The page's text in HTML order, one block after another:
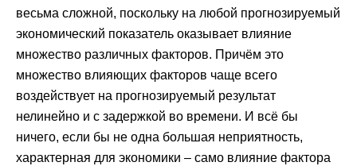
весьма сложной, поскольку на любой прогнозируемый
экономический показатель оказывает влияние
множество различных факторов. Причём это
множество влияющих факторов чаще всего
воздействует на прогнозируемый результат
нелинейно и с задержкой во времени. И всё бы
ничего, если бы не одна большая неприятность,
характерная для экономики – само влияние фактора